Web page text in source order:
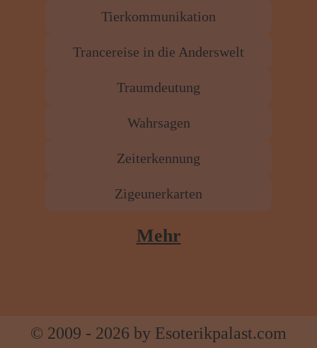
Tierkommunikation
Trancereise in die Anderswelt
Traumdeutung
Wahrsagen
Zeiterkennung
Zigeunerkarten
Mehr
© 2009 - 2026 by Esoterikpalast.com